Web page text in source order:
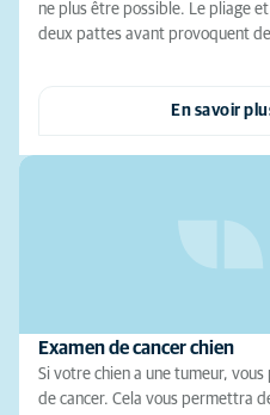
ne plus être possible. Le pliage
deux pattes avant provoquent
En savoir
Examen de cancer chien
Si votre chien a une tumeur,
de cancer. Cela vous permettra